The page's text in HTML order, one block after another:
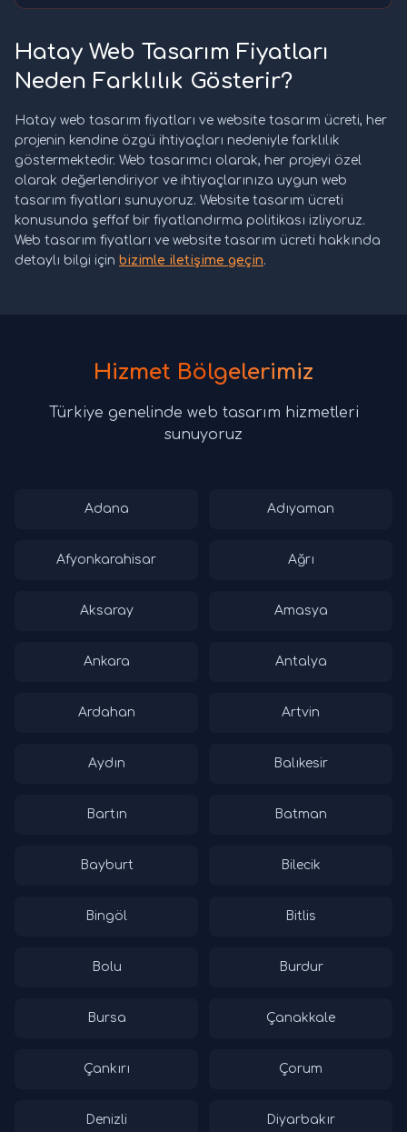
Hatay Web Tasarım Fiyatları
Neden Farklılık Gösterir?
Hatay web tasarım fiyatları ve website tasarım ücreti, her
projenin kendine özgü ihtiyaçları nedeniyle farklılık
göstermektedir. Web tasarımcı olarak, her projeyi özel
olarak değerlendiriyor ve ihtiyaçlarınıza uygun web
tasarım fiyatları sunuyoruz. Website tasarım ücreti
konusunda şeffaf bir fiyatlandırma politikası izliyoruz.
Web tasarım fiyatları ve website tasarım ücreti hakkında
detaylı bilgi için bizimle iletişime geçin.
Hizmet Bölgelerimiz
Türkiye genelinde web tasarım hizmetleri
sunuyoruz
Adana Adıyaman
Afyonkarahisar Ağrı
Aksaray Amasya
Ankara Antalya
Ardahan Artvin
Aydın Balıkesir
Bartın Batman
Bayburt Bilecik
Bingöl Bitlis
Bolu Burdur
Bursa Çanakkale
Çankırı Çorum
Denizli Diyarbakır